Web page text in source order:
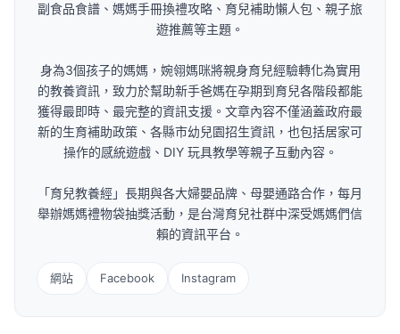
副食品食譜、媽媽手冊換禮攻略、育兒補助懶人包、親子旅
遊推薦等主題。
身為3個孩子的媽媽，婉翎媽咪將親身育兒經驗轉化為實用
的教養資訊，致力於幫助新手爸媽在孕期到育兒各階段都能
獲得最即時、最完整的資訊支援。文章內容不僅涵蓋政府最
新的生育補助政策、各縣市幼兒園招生資訊，也包括居家可
操作的感統遊戲、DIY 玩具教學等親子互動內容。
「育兒教養經」長期與各大婦嬰品牌、母嬰通路合作，每月
舉辦媽媽禮物袋抽獎活動，是台灣育兒社群中深受媽媽們信
賴的資訊平台。
網站 Facebook Instagram